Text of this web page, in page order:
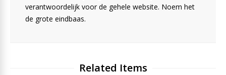
verantwoordelijk voor de gehele website. Noem het
de grote eindbaas.
Related Items